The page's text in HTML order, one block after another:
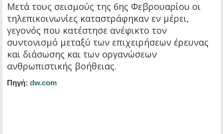
Μετά τους σεισμούς της 6ης Φεβρουαρίου οι
τηλεπικοινωνίες καταστράφηκαν εν μέρει,
γεγονός που κατέστησε ανέφικτο τον
συντονισμό μεταξύ των επιχειρήσεων έρευνας
και διάσωσης και των οργανώσεων
ανθρωπιστικής βοήθειας.
Πηγή: dw.com